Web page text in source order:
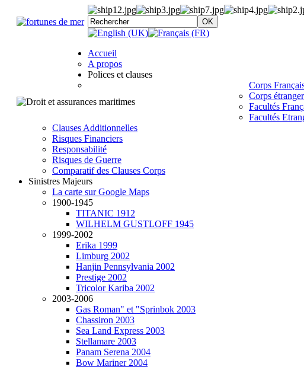
Accueil
A propos
Polices et clauses
Corps
Corps
Facultés
Facultés
Clauses Additionnelles
Risques Financiers
Responsabilité
Risques de Guerre
Comparatif des Clauses Corps
Sinistres Majeurs
La carte sur Google Maps
1900-1945
TITANIC 1912
WILHELM GUSTLOFF 1945
1999-2002
Erika 1999
Limburg 2002
Hanjin Pennsylvania 2002
Prestige 2002
Tricolor Kariba 2002
2003-2006
Gas Roman" et "Sprinbok 2003
Chassiron 2003
Sea Land Express 2003
Stellamare 2003
Panam Serena 2004
Bow Mariner 2004